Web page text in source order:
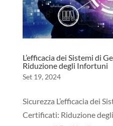
L’efficacia dei Sistemi di
Riduzione degli Infortuni
Set 19, 2024
Sicurezza L’efficacia dei
Certificati: Riduzione